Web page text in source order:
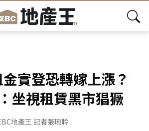
實登恐轉嫁上漲？
坐視租賃黑市猖獗
地產王 記者張琬聆